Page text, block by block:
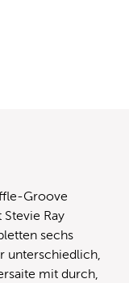
Groove
Ray
sechs
unterschiedlich,
mit durch,